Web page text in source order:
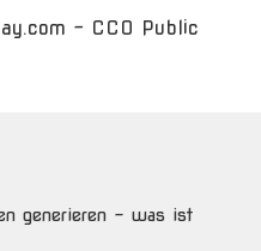
- CC0 Public
generieren – was ist